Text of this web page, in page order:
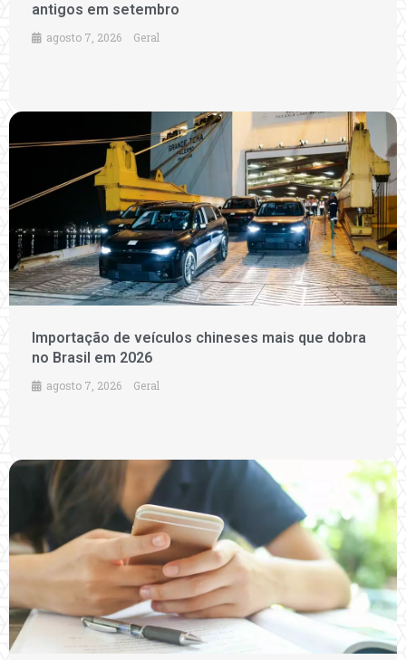
antigos em setembro
agosto 7, 2026 Geral
Importação de veículos chineses mais que dobra
no Brasil em 2026
agosto 7, 2026 Geral